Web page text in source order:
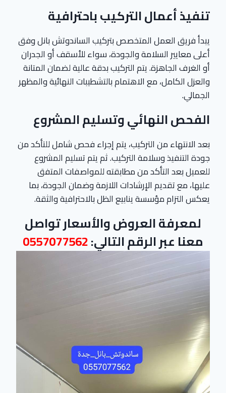
تنفيذ أعمال التركيب باحترافية
يبدأ فريق العمل المتخصص بتركيب الساندوتش بانل وفق
أعلى معايير السلامة والجودة، سواء للأسقف أو الجدران
أو الغرف الجاهزة. يتم التركيب بدقة عالية لضمان المتانة
والعزل الكامل، مع الاهتمام بالتشطيبات النهائية والمظهر
الجمالي.
الفحص النهائي وتسليم المشروع
بعد الانتهاء من التركيب، يتم إجراء فحص شامل للتأكد من
جودة التنفيذ وسلامة التركيب. ثم يتم تسليم المشروع
للعميل بعد التأكد من مطابقته للمواصفات المتفق
عليها، مع تقديم الإرشادات اللازمة وضمان الجودة، بما
يعكس التزام مؤسسة ينابيع الظل بالاحترافية والثقة.
لمعرفة العروض والأسعار تواصل
معنا عبر الرقم التالي:0557077562